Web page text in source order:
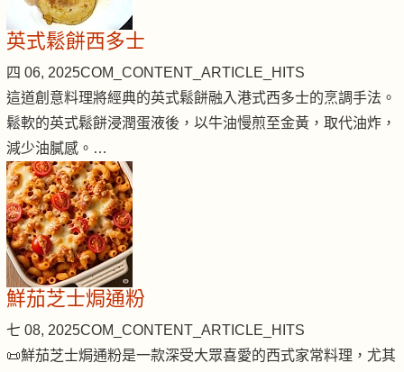
英式鬆餅西多士
四 06, 2025COM_CONTENT_ARTICLE_HITS
這道創意料理將經典的英式鬆餅融入港式西多士的烹調手法。
鬆軟的英式鬆餅浸潤蛋液後，以牛油慢煎至金黃，取代油炸，
減少油膩感。…
鮮茄芝士焗通粉
七 08, 2025COM_CONTENT_ARTICLE_HITS
📜鮮茄芝士焗通粉是一款深受大眾喜愛的西式家常料理，尤其